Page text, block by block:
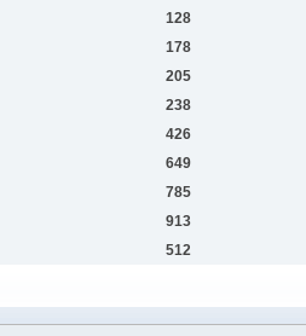
128
178
205
238
426
649
785
913
512